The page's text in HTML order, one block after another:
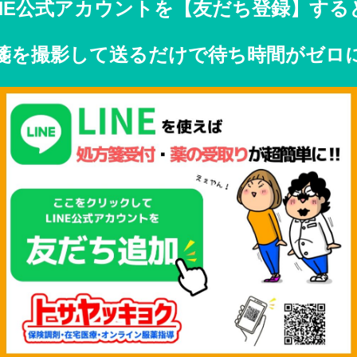
公式アカウントを【友だち登録】する
を撮影して送るだけで待ち時間がゼロ